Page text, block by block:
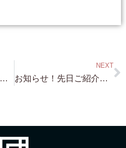
これ重要！琵琶湖浜付き物件を 真剣にお探しの方へ ご存知の方も多いと思いますが・・・・・・
NEXT
お知らせ！先日ご紹介の 近江舞子浜付き物件 167坪の土地・・・詳細は ブログにて！またとない いい物件です！